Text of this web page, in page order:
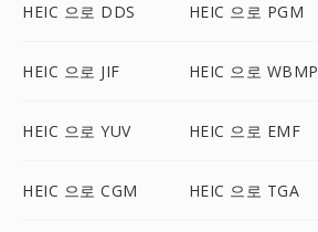
HEIC 으로 DDS HEIC 으로 PGM
HEIC 으로 JIF HEIC 으로 WBMP
HEIC 으로 YUV HEIC 으로 EMF
HEIC 으로 CGM HEIC 으로 TGA